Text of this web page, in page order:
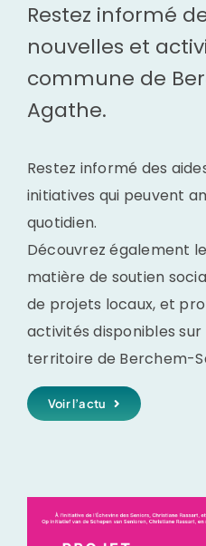
Restez informé
nouvelles et
commune de
Agathe.
Restez informé des
initiatives qui peuvent
quotidien.
Découvrez également
matière de soutien
de projets locaux, et
activités disponibles sur
territoire de Berchem-
Voir l’actu